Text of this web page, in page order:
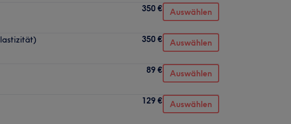
350 € Auswählen
350 € Auswählen
89 € Auswählen
129 € Auswählen